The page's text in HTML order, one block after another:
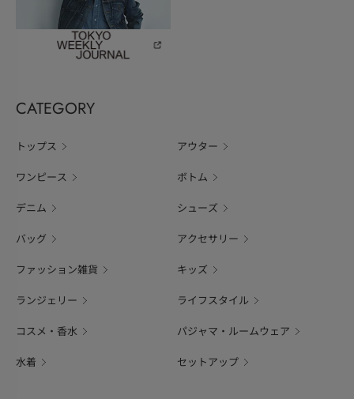
CATEGORY
トップス アウター
ワンピース ボトム
デニム シューズ
バッグ アクセサリー
ファッション雑貨 キッズ
ランジェリー ライフスタイル
コスメ・香水 パジャマ・ルームウェア
水着 セットアップ